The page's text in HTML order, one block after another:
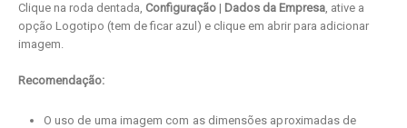
Clique na roda dentada, Configuração | Dados da Empresa, ative a
opção Logotipo (tem de ficar azul) e clique em abrir para adicionar
imagem.
Recomendação:
O uso de uma imagem com as dimensões aproximadas de